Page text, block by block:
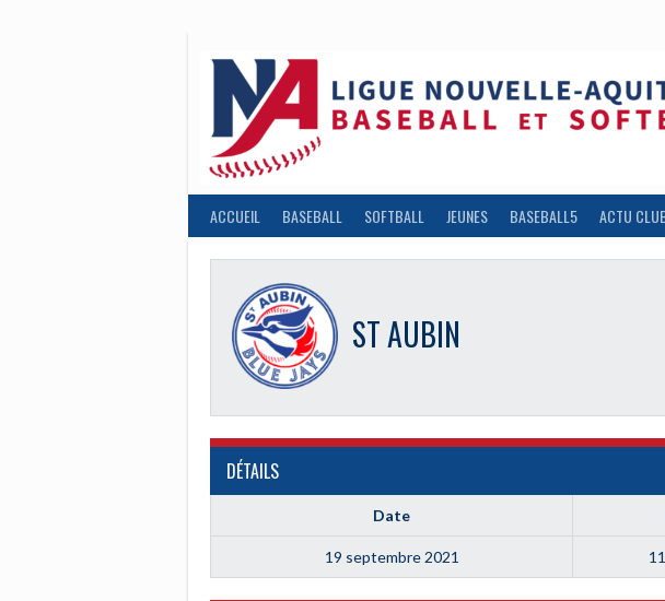
ACCUEIL BASEBALL SOFTBALL JEUNES BASEBALL5 ACTU
ST AUBIN
DÉTAILS
Date
19 septembre 2021